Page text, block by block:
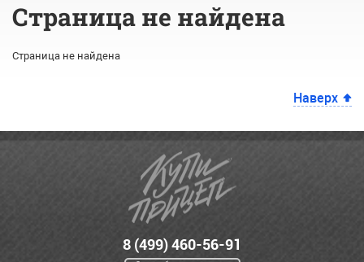
Страница не найдена
Страница не найдена
Наверх
8 (499) 460-56-91